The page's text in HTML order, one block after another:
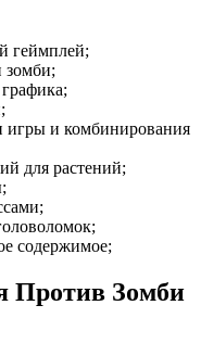
геймплей;
зомби;
игры и комбинирования
для растений;
содержимое;
Против Зомби